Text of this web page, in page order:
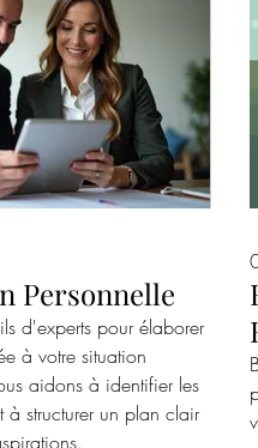
Personnelle
d'experts pour élaborer
à votre situation
aidons à identifier les
à structurer un plan clair